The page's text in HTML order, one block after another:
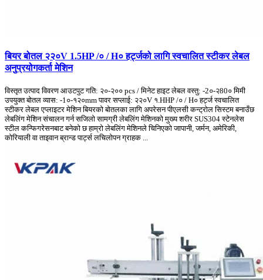
बियर बोतल २२०V 1.5HP /० / H० हर्ट्जको लागि स्वचालित स्टीकर लेबल
अनुप्रयोगकर्ता मेशिन
विस्तृत उत्पाद विवरण आउटपुट गति: २०-२०० pcs / मिनेट हाइट लेबल वस्तु: -2०-२80० मिमी
उपयुक्त बोतल व्यास: -1०-१२०mm पावर सप्लाई: २२०V १.HHP /० / H० हर्ट्ज स्वचालित
स्टीकर लेबल एप्लाइटर मेशिन बियरको बोतलका लागि अपरेसन पीएलसी कन्ट्रोल सिस्टम बनाउँछ
लेबलिंग मेशिन संचालन गर्न सजिलो सामग्री लेबलिंग मेशिनको मुख्य शरीर SUS304 स्टेनलेस
स्टील कन्फिगरेसनबाट बनेको छ हाम्रो लेबलिंग मेशिनले चिनिएको जापानी, जर्मन, अमेरिकी,
कोरियाली वा ताइवान ब्रान्ड पार्ट्स लचिलोपन ग्राहक ...